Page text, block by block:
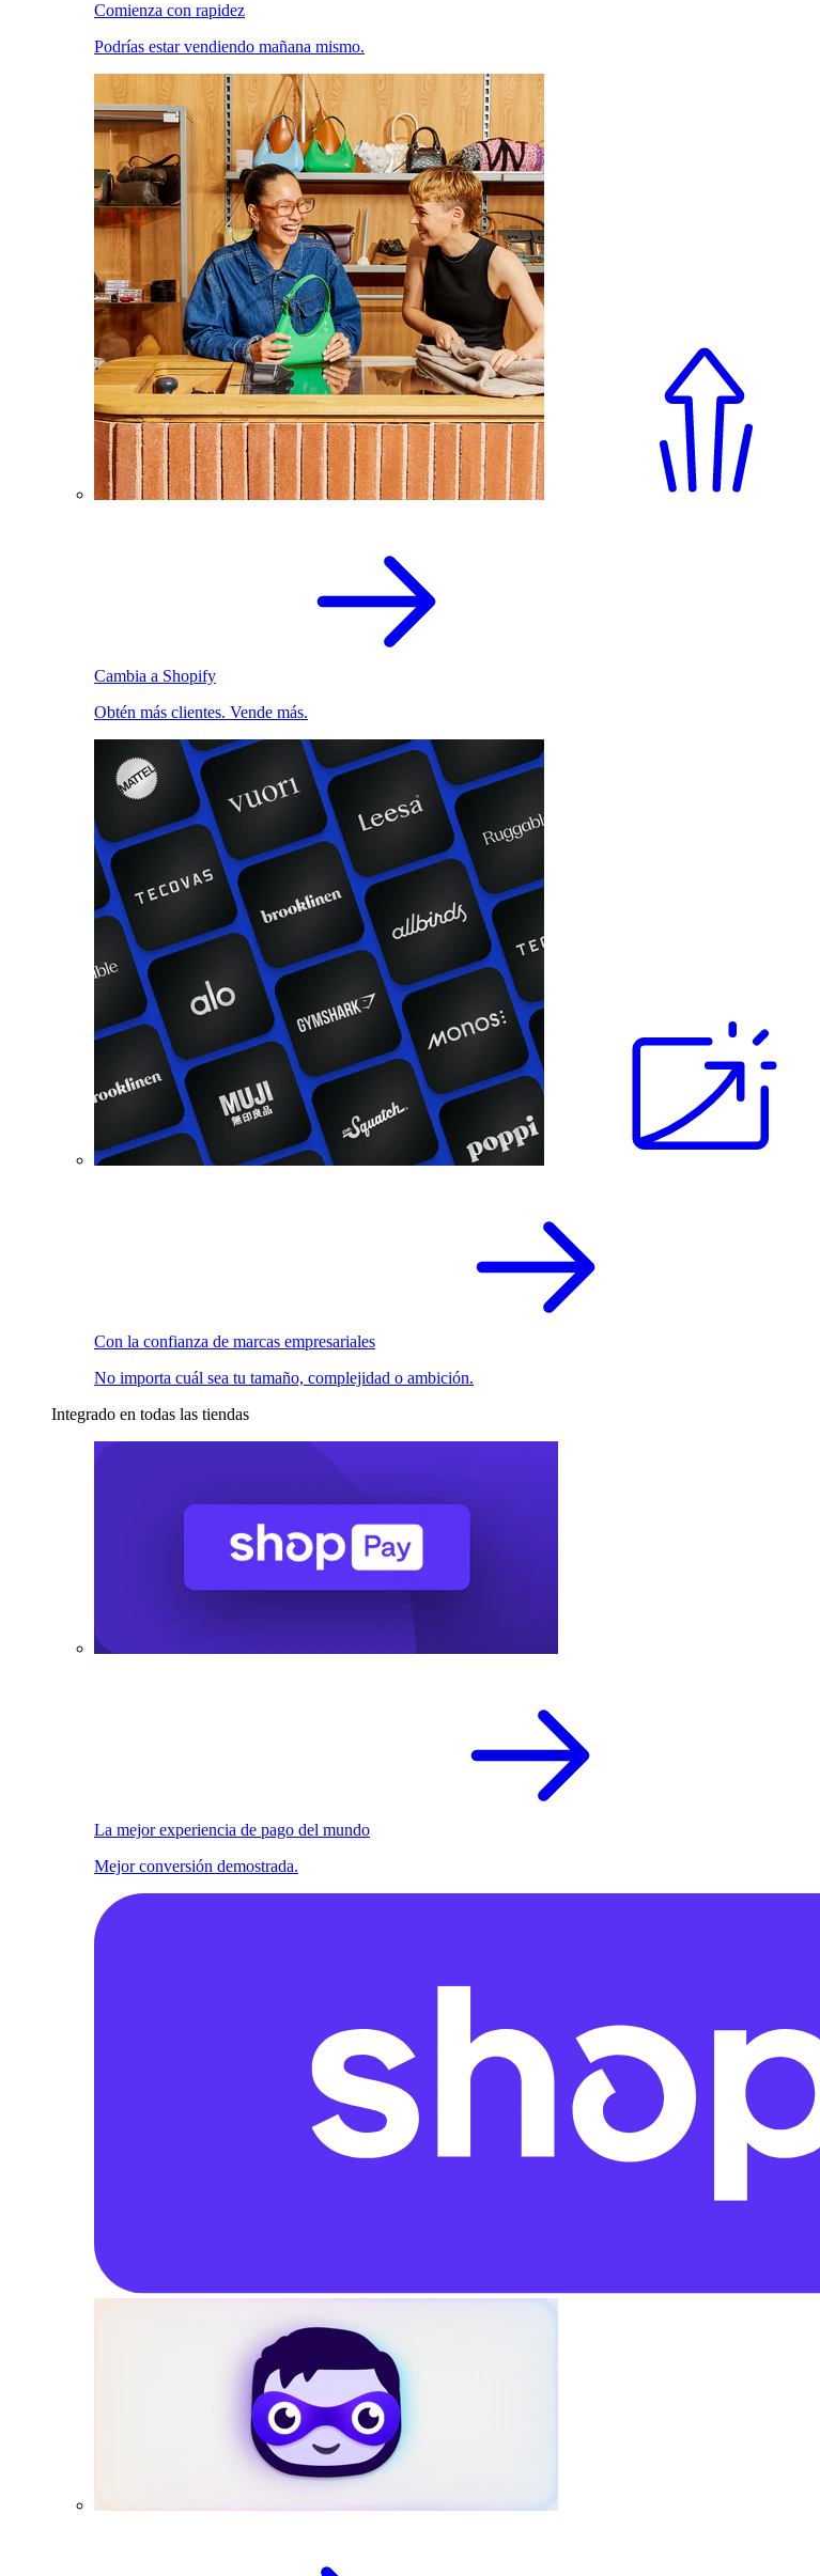
Comienza con rapidez
Podrías estar vendiendo mañana mismo.
Cambia a Shopify
Obtén más clientes. Vende más.
Con la confianza de marcas empresariales
No importa cuál sea tu tamaño, complejidad o ambición.
Integrado en todas las tiendas
La mejor experiencia de pago del mundo
Mejor conversión demostrada.